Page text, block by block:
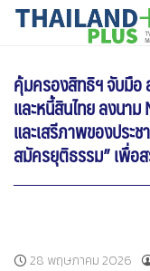
SkipTHAILANDPLUS
คุ้มครองสิทธิฯ จับมือ
และหนี้สินไทย ลงนา
และเสรีภาพของประ
สมัครยุติธรรม” เพื่อ
28 พฤษภาคม 2026